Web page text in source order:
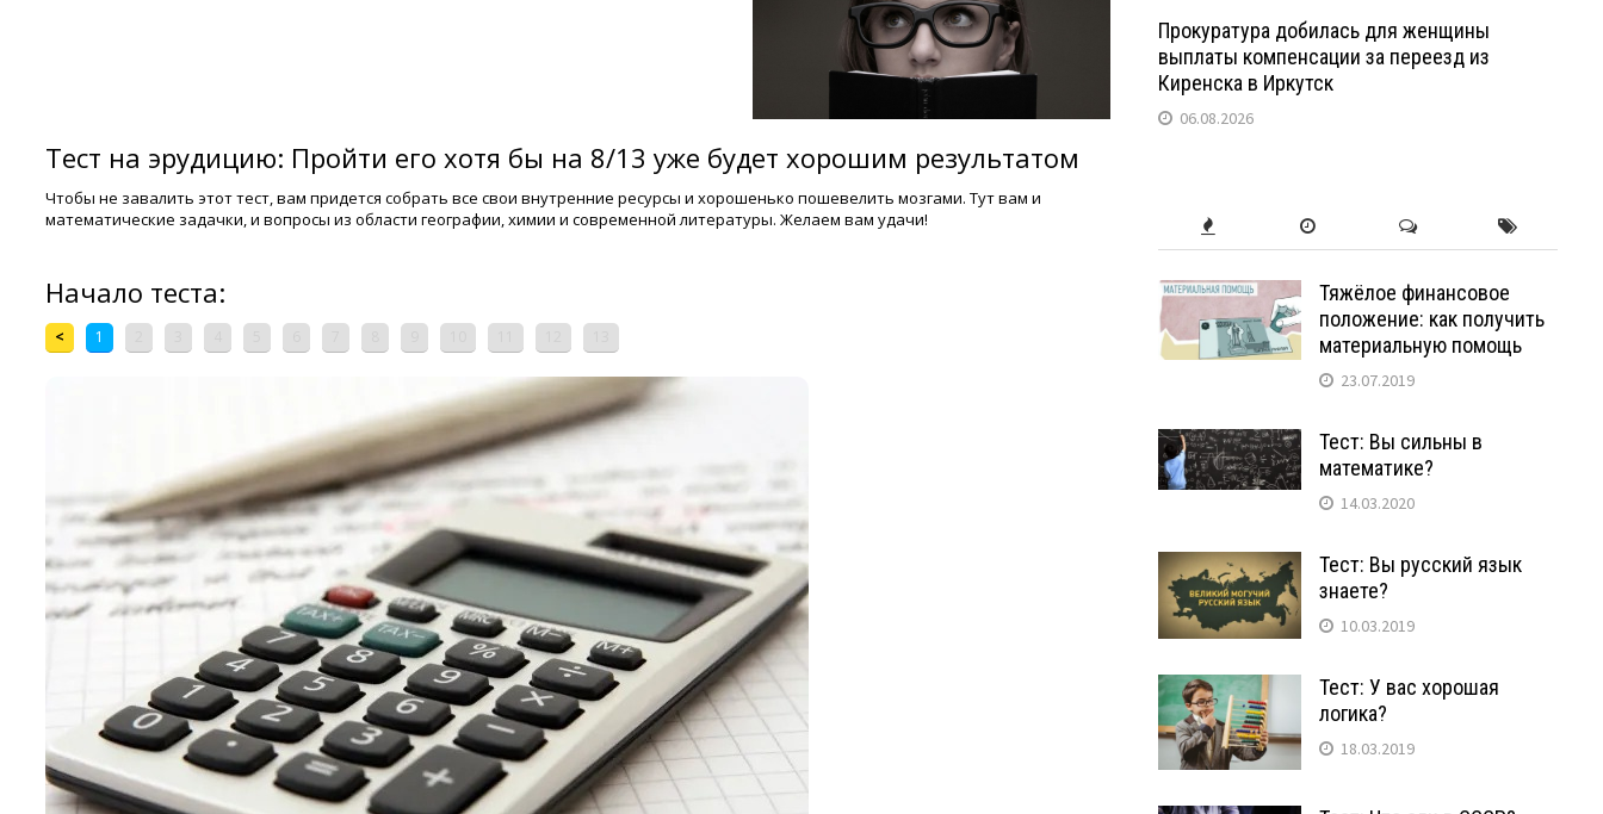
Прокуратура добилась для женщины
выплаты компенсации за переезд из
Киренска в Иркутск
06.08.2026
Тяжёлое финансовое
положение: как получить
материальную помощь
23.07.2019
Тест: Вы сильны в
математике?
14.03.2020
Тест: Вы русский язык
знаете?
10.03.2019
Тест: У вас хорошая
логика?
18.03.2019